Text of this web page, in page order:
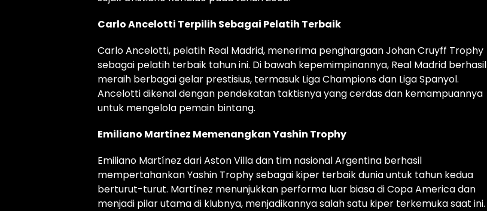
Carlo Ancelotti Terpilih Sebagai Pelatih Terbaik
Carlo Ancelotti, pelatih Real Madrid, menerima penghargaan Johan Cruyff Trophy
sebagai pelatih terbaik tahun ini. Di bawah kepemimpinannya, Real Madrid berhasil
meraih berbagai gelar prestisius, termasuk Liga Champions dan Liga Spanyol.
Ancelotti dikenal dengan pendekatan taktisnya yang cerdas dan kemampuannya
untuk mengelola pemain bintang.
Emiliano Martínez Memenangkan Yashin Trophy
Emiliano Martínez dari Aston Villa dan tim nasional Argentina berhasil
mempertahankan Yashin Trophy sebagai kiper terbaik dunia untuk tahun kedua
berturut-turut. Martínez menunjukkan performa luar biasa di Copa America dan
menjadi pilar utama di klubnya, menjadikannya salah satu kiper terkemuka saat ini.